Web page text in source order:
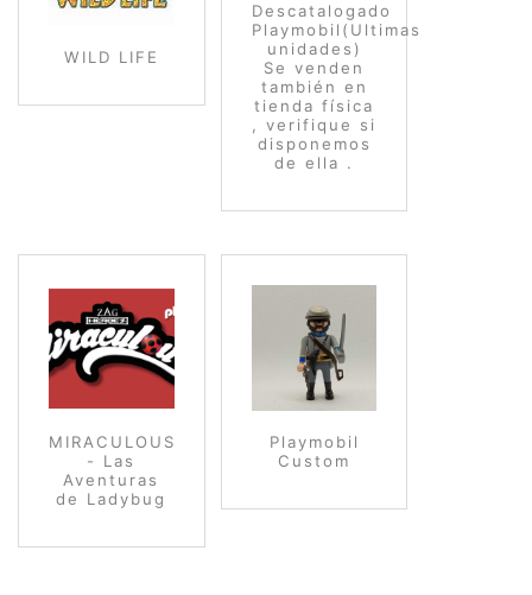
WILD LIFE
Descatalogado
Playmobil(Ultimas
unidades)
Se venden
también en
tienda física
, verifique si
disponemos
de ella .
MIRACULOUS
- Las
Aventuras
de Ladybug
Playmobil
Custom